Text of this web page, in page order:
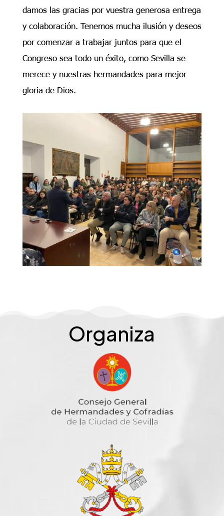
damos las gracias por vuestra generosa entrega
y colaboración. Tenemos mucha ilusión y deseos
por comenzar a trabajar juntos para que el
Congreso sea todo un éxito, como Sevilla se
merece y nuestras hermandades para mejor
gloria de Dios.
Organiza